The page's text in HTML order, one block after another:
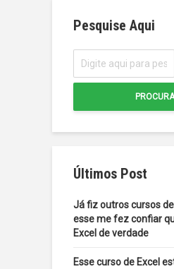
Pesquise Aqui
Últimos Post
Já fiz outros cursos
esse me fez confiar
Excel de verdade
Esse curso de Excel